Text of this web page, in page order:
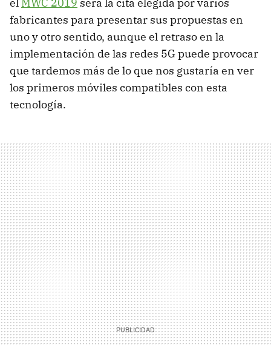
fabricantes para presentar sus propuestas en
uno y otro sentido, aunque el retraso en la
implementación de las redes 5G puede provocar
que tardemos más de lo que nos gustaría en ver
los primeros móviles compatibles con esta
tecnología.